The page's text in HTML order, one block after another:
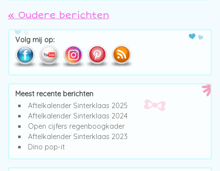
Post navigation
« Oudere berichten
Volg mij op:
Meest recente berichten
Aftelkalender Sinterklaas 2025
Aftelkalender Sinterklaas 2024
Open cijfers regenboogkader
Aftelkalender Sinterklaas 2023
Dino pop-it